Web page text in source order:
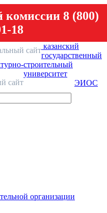
8 (800)
18
сайт казанский
государственный
строительный
университет
сайт ЭИОС
организации